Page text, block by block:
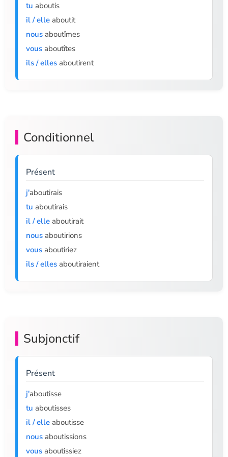
tu aboutis
il / elle aboutit
nous aboutîmes
vous aboutîtes
ils / elles aboutirent
Conditionnel
Présent
j'aboutirais
tu aboutirais
il / elle aboutirait
nous aboutirions
vous aboutiriez
ils / elles aboutiraient
Subjonctif
Présent
j'aboutisse
tu aboutisses
il / elle aboutisse
nous aboutissions
vous aboutissiez